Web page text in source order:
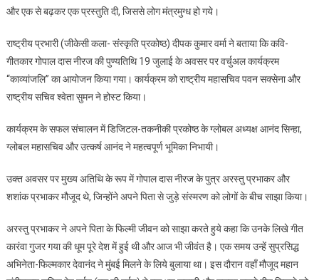
और एक से बढ़कर एक प्रस्तुति दी, जिससे लोग मंत्रमुग्ध हो गये।
राष्ट्रीय प्रभारी (जीकेसी कला- संस्कृति प्रकोष्ठ) दीपक कुमार वर्मा ने बताया कि कवि-
गीतकार गोपाल दास नीरज की पुण्यतिथि 19 जुलाई के अवसर पर वर्चुअल कार्यक्रम
“काव्यांजलि” का आयोजन किया गया। कार्यक्रम को राष्ट्रीय महासचिव पवन सक्सेना और
राष्ट्रीय सचिव श्वेता सुमन ने होस्ट किया।
कार्यक्रम के सफल संचालन में डिजिटल-तकनीकी प्रकोष्ठ के ग्लोबल अध्यक्ष आनंद सिन्हा,
ग्लोबल महासचिव और उत्कर्ष आनंद ने महत्वपूर्ण भूमिका निभायी।
उक्त अवसर पर मुख्य अतिथि के रूप में गोपाल दास नीरज के पुत्र अरस्तु प्रभाकर और
शशांक प्रभाकर मौजूद थे, जिन्होंने अपने पिता से जुड़े संस्मरण को लोगों के बीच साझा किया।
अरस्तु प्रभाकर ने अपने पिता के फिल्मी जीवन को साझा करते हुये कहा कि उनके लिखे गीत
कारंवा गुजर गया की धूम पूरे देश में हुई थी और आज भी जीवंत है। एक समय उन्हें सुप्रसिद्ध
अभिनेता-फिल्मकार देवानंद ने मुंबई मिलने के लिये बुलाया था। इस दौरान वहाँ मौजूद महान